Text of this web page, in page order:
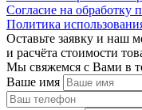
Согласие на обработку
Политика
Оставьте заявку и наш
и расчёта стоимости
Мы свяжемся с Вами в
Ваше имя